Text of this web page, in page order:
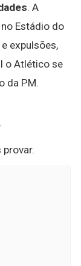
. A
Estádio do
expulsões,
o Atlético se
da PM.